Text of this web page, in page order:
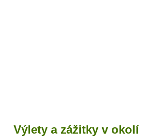
Výlety a zážitky v okolí